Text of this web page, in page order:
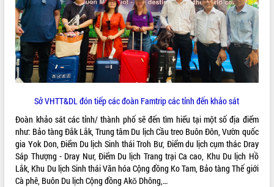
VIDEO
Không có file video nào để phát.
ALBUM ẢNH
LIÊN KẾT WEB
Sở VHTT&DL đón tiếp các đoàn Famtrip các tỉnh đến khảo sát
Đoàn khảo sát các tỉnh/ thành phố sẽ đến tìm hiểu tại một số địa điểm
như: Bảo tàng Đắk Lắk, Trung tâm Du lịch Cầu treo Buôn Đôn, Vườn quốc
gia Yok Don, Điểm Du lịch Sinh thái Troh Bư, Điểm du lịch cụm thác Dray
Sáp Thượng - Dray Nur, Điểm Du lịch Trang trại Ca cao, Khu Du lịch Hồ
Lắk, Khu Du lịch Sinh thái Văn hóa Cộng đồng Ko Tam, Bảo tàng Thế giới
Cà phê, Buôn Du lịch Cộng đồng Akǒ Dhông,…